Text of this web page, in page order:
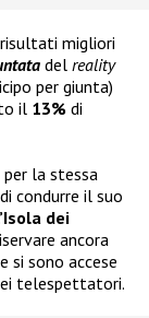
migliori
del reality
per giunta)
il 13% di
la stessa
condurre il suo
dei
ancora
si sono accese
telespettatori.